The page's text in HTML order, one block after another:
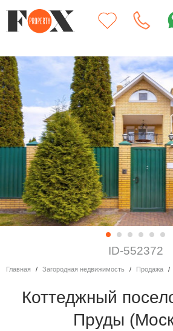
ID-552372
Главная Загородная недвижимость Продажа
Коттеджный поселок Чистые
Пруды